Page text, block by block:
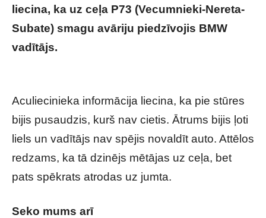
liecina, ka uz ceļa P73 (Vecumnieki-Nereta-
Subate) smagu avāriju piedzīvojis BMW
vadītājs.
Aculiecinieka informācija liecina, ka pie stūres
bijis pusaudzis, kurš nav cietis. Ātrums bijis ļoti
liels un vadītājs nav spējis novaldīt auto. Attēlos
redzams, ka tā dzinējs mētājas uz ceļa, bet
pats spēkrats atrodas uz jumta.
Seko mums arī